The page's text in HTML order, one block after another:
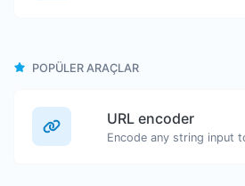
POPÜLER ARAÇLAR
URL encoder